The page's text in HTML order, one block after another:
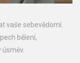
vaše sebevědomí.
bělení,